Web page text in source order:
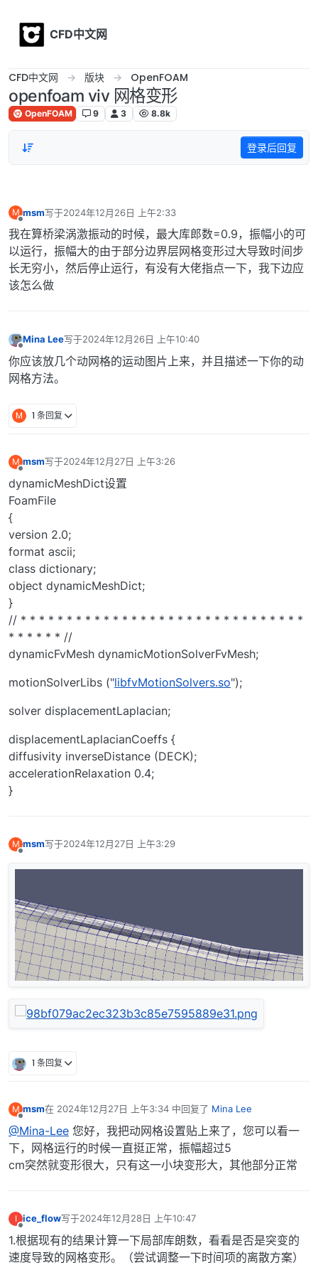
CFD中文网
CFD中文网 版块 OpenFOAM
openfoam viv 网格变形
OpenFOAM 9 3 8.8k
登录后回复
M
离线
msm写于2024年12月26日 上午2:33
最后由 编辑
我在算桥梁涡激振动的时候，最大库郎数=0.9，振幅小的可
以运行，振幅大的由于部分边界层网格变形过大导致时间步
长无穷小，然后停止运行，有没有大佬指点一下，我下边应
该怎么做
Mina Lee写于2024年12月26日 上午10:40
最后由 编辑
你应该放几个动网格的运动图片上来，并且描述一下你的动
网格方法。
M 1 条回复
M msm写于2024年12月27日 上午3:26
最后由 编辑
dynamicMeshDict设置
FoamFile
{
version 2.0;
format ascii;
class dictionary;
object dynamicMeshDict;
}
// * * * * * * * * * * * * * * * * * * * * * * * * * * * * * * *
* * * * * * //
dynamicFvMesh dynamicMotionSolverFvMesh;
motionSolverLibs ("libfvMotionSolvers.so");
solver displacementLaplacian;
displacementLaplacianCoeffs {
diffusivity inverseDistance (DECK);
accelerationRelaxation 0.4;
}
M msm写于2024年12月27日 上午3:29
最后由 编辑
1 条回复
M msm在 2024年12月27日 上午3:34 中回复了 Mina Lee
最后由 编辑
@Mina-Lee 您好，我把动网格设置贴上来了，您可以看一
下，网格运行的时候一直挺正常，振幅超过5
cm突然就变形很大，只有这一小块变形大，其他部分正常
I ice_flow写于2024年12月28日 上午10:47
最后由 编辑
1.根据现有的结果计算一下局部库朗数，看看是否是突变的
速度导致的网格变形。（尝试调整一下时间项的离散方案）